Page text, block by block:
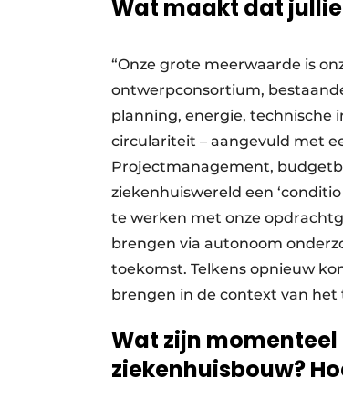
Wat maakt dat
“Onze grote meerwaarde is
ontwerpconsortium,
planning, energie, technische
circulariteit – aangevuld met
Projectmanagement,
ziekenhuiswereld een
te werken met onze
brengen via autonoom
toekomst. Telkens opnieuw
brengen in de context van het
Wat zijn
ziekenhuisbouw?